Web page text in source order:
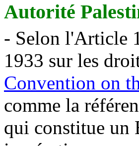
Autorité
- Selon l'Article
1933 sur les
Convention on
comme la
qui constitue un